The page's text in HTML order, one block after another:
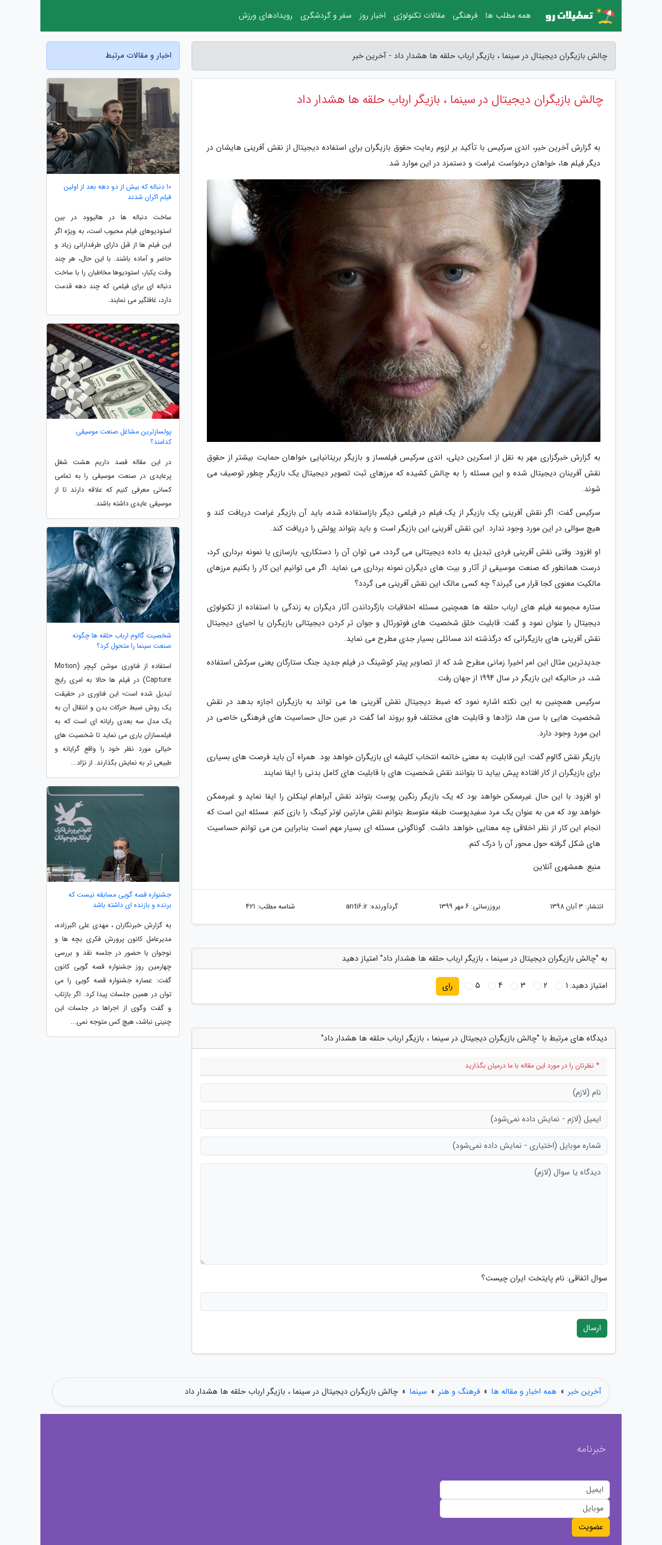
چالش بازیگران دیجیتال در سینما ، بازیگر ارباب حلقه ها هشدار داد - آخرین خبر
چالش بازیگران دیجیتال در سینما ، بازیگر ارباب حلقه ها هشدار داد
به گزارش آخرین خبر، اندی سرکیس با تأکید بر لزوم رعایت حقوق بازیگران برای استفاده دیجیتال از نقش آفرینی هایشان در
دیگر فیلم ها، خواهان درخواست غرامت و دستمزد در این موارد شد.
به گزارش خبرگزاری مهر به نقل از اسکرین دیلی، اندی سرکیس فیلمساز و بازیگر بریتانیایی خواهان حمایت بیشتر از حقوق
نقش آفرینان دیجیتال شده و این مسئله را به چالش کشیده که مرزهای ثبت تصویر دیجیتال یک بازیگر چطور توصیف می
شوند.
سرکیس گفت: اگر نقش آفرینی یک بازیگر از یک فیلم در فیلمی دیگر بازاستفاده شده، باید آن بازیگر غرامت دریافت کند و
هیچ سوالی در این مورد وجود ندارد. این نقش آفرینی این بازیگر است و باید بتواند پولش را دریافت کند.
او افزود: وقتی نقش آفرینی فردی تبدیل به داده دیجیتالی می گردد، می توان آن را دستکاری، بازسازی یا نمونه برداری کرد،
درست همانطور که صنعت موسیقی از آثار و بیت های دیگران نمونه برداری می نماید. اگر می توانیم این کار را بکنیم مرزهای
مالکیت معنوی کجا قرار می گیرند؟ چه کسی مالک این نقش آفرینی می گردد؟
ستاره مجموعه فیلم های ارباب حلقه ها همچنین مسئله اخلاقیات بازگرداندن آثار دیگران به زندگی با استفاده از تکنولوژی
دیجیتال را عنوان نمود و گفت: قابلیت خلق شخصیت های فوتورئال و جوان تر کردن دیجیتالی بازیگران یا احیای دیجیتال
نقش آفرینی های بازیگرانی که درگذشته اند مسائلی بسیار جدی مطرح می نماید.
جدیدترین مثال این امر اخیرا زمانی مطرح شد که از تصاویر پیتر کوشینگ در فیلم جدید جنگ ستارگان یعنی سرکش استفاده
شد، در حالیکه این بازیگر در سال 1994 از جهان رفت.
سرکیس همچنین به این نکته اشاره نمود که ضبط دیجیتال نقش آفرینی ها می تواند به بازیگران اجازه بدهد در نقش
شخصیت هایی با سن ها، نژادها و قابلیت های مختلف فرو بروند اما گفت در عین حال حساسیت های فرهنگی خاصی در
این مورد وجود دارد.
بازیگر نقش گالوم گفت: این قابلیت به معنی خاتمه انتخاب کلیشه ای بازیگران خواهد بود. همراه آن باید فرصت های بسیاری
برای بازیگران از کار افتاده پیش بیاید تا بتوانند نقش شخصیت های با قابلیت های کامل بدنی را ایفا نمایند.
او افزود: با این حال غیرممکن خواهد بود که یک بازیگر رنگین پوست بتواند نقش آبراهام لینکلن را ایفا نماید و غیرممکن
خواهد بود که من به عنوان یک مرد سفیدپوست طبقه متوسط بتوانم نقش مارتین لوتر کینگ را بازی کنم. مسئله این است که
انجام این کار از نظر اخلاقی چه معنایی خواهد داشت. گوناگونی مسئله ای بسیار مهم است بنابراین من می توانم حساسیت
های شکل گرفته حول محور آن را درک کنم.
منبع: همشهری آنلاین
انتشار: 3 آبان 1398 بروزرسانی: 6 مهر 1399 گردآورنده:anti6.ir شناسه مطلب: 421
به "چالش بازیگران دیجیتال در سینما ، بازیگر ارباب حلقه ها هشدار داد" امتیاز دهید
امتیاز دهید:1
2
3
4
5 رای
دیدگاه های مرتبط با "چالش بازیگران دیجیتال در سینما ، بازیگر ارباب حلقه ها هشدار داد"
* نظرتان را در مورد این مقاله با ما درمیان بگذارید
سوال اتفاقی: نام پایتخت ایران چیست؟
ارسال
اخبار و مقالات مرتبط
10 دنباله که بیش از دو دهه بعد از اولین
فیلم اکران شدند
ساخت دنباله ها در هالیوود در بین
استودیوهای فیلم محبوب است، به ویژه اگر
این فیلم ها از قبل دارای طرفدارانی زیاد و
حاضر و آماده باشند. با این حال، هر چند
وقت یکبار، استودیوها مخاطبان را با ساخت
دنباله ای برای فیلمی که چند دهه قدمت
دارد، غافلگیر می نمایند.
پولسازترین مشاغل صنعت موسیقی
کدامند؟
در این مقاله قصد داریم هشت شغل
پرعایدی در صنعت موسیقی را به تمامی
کسانی معرفی کنیم که علاقه دارند تا از
موسیقی عایدی داشته باشند.
شخصیت گالوم ارباب حلقه ها چگونه
صنعت سینما را متحول کرد؟
استفاده از فناوری موشن کپچر (Motion
Capture) در فیلم ها حالا به امری رایج
تبدیل شده است؛ این فناوری در حقیقت
یک روش ضبط حرکات بدن و انتقال آن به
یک مدل سه بعدی رایانه ای است که به
فیلمسازان یاری می نماید تا شخصیت های
خیالی مورد نظر خود را واقع گرایانه و
طبیعی تر به نمایش بگذارند. از نژاد...
جشنواره قصه گویی مسابقه نیست که
برنده و بازنده ای داشته باشد
به گزارش خبرنگاران ، مهدی علی اکبرزاده،
مدیرعامل کانون پرورش فکری بچه ها و
نوجوان با حضور در جلسه نقد و بررسی
چهارمین روز جشنواره قصه گویی کانون
گفت: عصاره جشنواره قصه گویی را می
توان در همین جلسات پیدا کرد. اگر بازتاب
و گفت وگوی از اجراها در جلسات این
چنینی نباشد، هیچ کس متوجه نمی...
آخرین خبر » همه اخبار و مقاله ها » فرهنگ و هنر » سینما » چالش بازیگران دیجیتال در سینما ، بازیگر ارباب حلقه ها هشدار داد
همه مطلب ها فرهنگی مقالات تکنولوژی اخبار روز سفر و گردشگری رویدادهای ورزش
خبرنامه
عضویت